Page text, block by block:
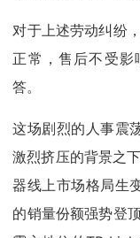
对于上述劳动纠纷
正常，售后不受影
答。
这场剧烈的人事震
激烈挤压的背景之
器线上市场格局生
的销量份额强势登